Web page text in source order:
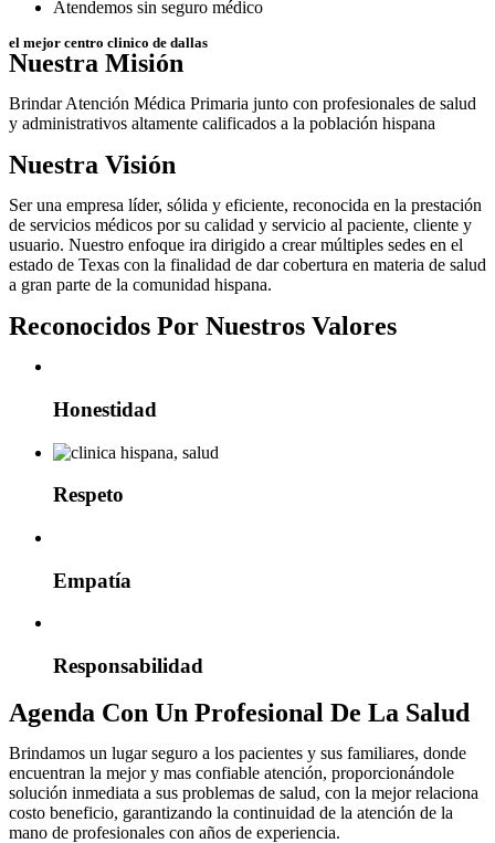
Atendemos sin seguro médico
el mejor centro clinico de dallas
Nuestra Misión
Brindar Atención Médica Primaria junto con profesionales de salud
y administrativos altamente calificados a la población hispana
Nuestra Visión
Ser una empresa líder, sólida y eficiente, reconocida en la prestación
de servicios médicos por su calidad y servicio al paciente, cliente y
usuario. Nuestro enfoque ira dirigido a crear múltiples sedes en el
estado de Texas con la finalidad de dar cobertura en materia de salud
a gran parte de la comunidad hispana.
Reconocidos Por Nuestros Valores
Honestidad
Respeto
Empatía
Responsabilidad
Agenda Con Un Profesional De La Salud
Brindamos un lugar seguro a los pacientes y sus familiares, donde
encuentran la mejor y mas confiable atención, proporcionándole
solución inmediata a sus problemas de salud, con la mejor relaciona
costo beneficio, garantizando la continuidad de la atención de la
mano de profesionales con años de experiencia.